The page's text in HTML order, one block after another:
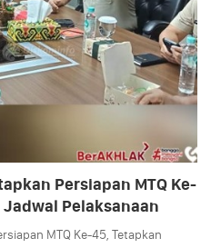
Persiapan MTQ Ke-
Pelaksanaan
MTQ Ke-45, Tetapkan